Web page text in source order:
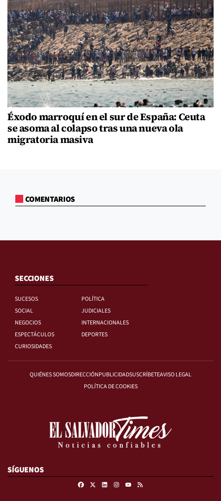
Éxodo marroquí en el sur de España: Ceuta
se asoma al colapso tras una nueva ola
migratoria masiva
COMENTARIOS
SECCIONES
SUCESOS
POLÍTICA
SOCIAL
JUDICIALES
NEGOCIOS
INTERNACIONALES
ESPECTÁCULOS
DEPORTES
CURIOSIDADES
QUIÉNES SOMOSDIRECCIÓNPUBLICIDADSUSCRÍBETEAVISO LEGAL
POLÍTICA DE COOKIES
SÍGUENOS
FacebookLinkedinInstagram